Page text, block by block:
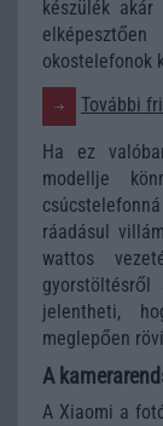
készülék
okostelefonok
További
Ha ez
modellje
ráadásul
wattos
jelentheti,
meglepően
A
A Xiaomi a